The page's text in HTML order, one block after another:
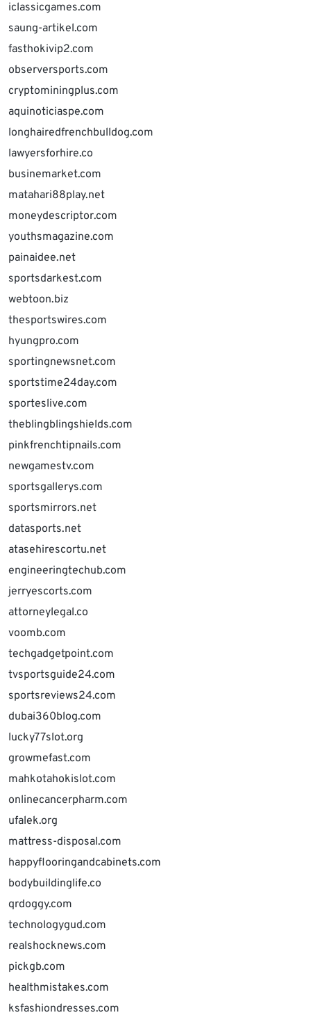
iclassicgames.com
saung-artikel.com
fasthokivip2.com
observersports.com
cryptominingplus.com
aquinoticiaspe.com
longhairedfrenchbulldog.com
lawyersforhire.co
businemarket.com
matahari88play.net
moneydescriptor.com
youthsmagazine.com
painaidee.net
sportsdarkest.com
webtoon.biz
thesportswires.com
hyungpro.com
sportingnewsnet.com
sportstime24day.com
sporteslive.com
theblingblingshields.com
pinkfrenchtipnails.com
newgamestv.com
sportsgallerys.com
sportsmirrors.net
datasports.net
atasehirescortu.net
engineeringtechub.com
jerryescorts.com
attorneylegal.co
voomb.com
techgadgetpoint.com
tvsportsguide24.com
sportsreviews24.com
dubai360blog.com
lucky77slot.org
growmefast.com
mahkotahokislot.com
onlinecancerpharm.com
ufalek.org
mattress-disposal.com
happyflooringandcabinets.com
bodybuildinglife.co
qrdoggy.com
technologygud.com
realshocknews.com
pickgb.com
healthmistakes.com
ksfashiondresses.com